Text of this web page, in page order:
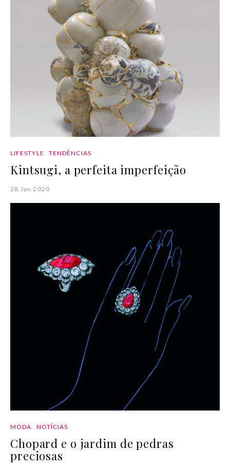
LIFESTYLE TENDÊNCIAS
Kintsugi, a perfeita imperfeição
28 Jan 2020
MODA NOTÍCIAS
Chopard e o jardim de pedras
preciosas